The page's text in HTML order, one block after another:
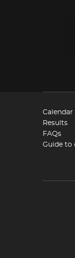
Calendar
Results
FAQs
Guide to